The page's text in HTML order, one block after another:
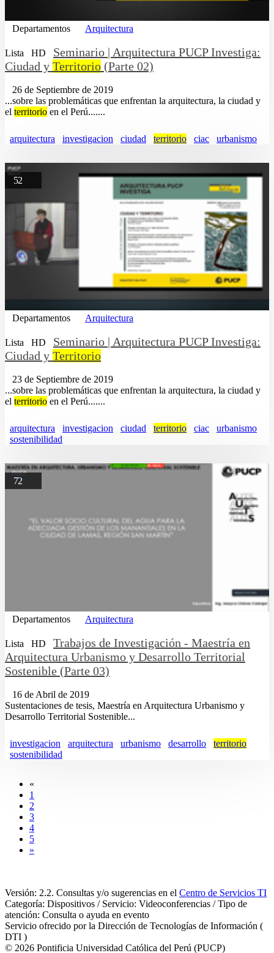
Departamentos Arquitectura
Lista HD
Seminario | Arquitectura PUCP Investiga:
Ciudad y Territorio (Parte 02)
26 de Septiembre de 2019
...sobre las problemáticas que enfrentan la arquitectura, la ciudad y
el territorio en el Perú.......
arquitectura investigacion ciudad territorio ciac urbanismo
52
Departamentos Arquitectura
Lista HD
Seminario | Arquitectura PUCP Investiga:
Ciudad y Territorio
23 de Septiembre de 2019
...sobre las problemáticas que enfrentan la arquitectura, la ciudad y
el territorio en el Perú.......
arquitectura investigacion ciudad territorio ciac
urbanismo
sostenibilidad
72
Departamentos Arquitectura
Lista HD
Trabajos de Investigación - Maestría en
Arquitectura Urbanismo y Desarrollo Territorial
Sostenible (Parte 03)
16 de Abril de 2019
Sustentaciones de tesis, Maestría en Arquitectura Urbanismo y
Desarrollo Territorial Sostenible...
investigacion arquitectura urbanismo desarrollo
territorio
sostenibilidad
«
1
2
3
4
5
»
Versión: 2.2. Consultas y/o sugerencias en el Centro de Servicios TI
Categoría: Dispositivos / Servicio: Videoconferencias / Tipo de
atención: Consulta o ayuda en evento
Servicio ofrecido por la Dirección de Tecnologías de Información (
DTI )
© 2026 Pontificia Universidad Católica del Perú (PUCP)